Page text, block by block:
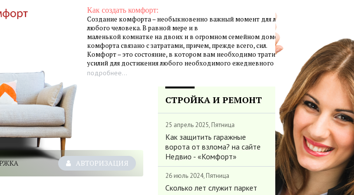
Как создать комфорт:
Создание комфорта – необыкновенно важный момент для личной жизни
любого человека. В равной мере и в
маленькой комнатке на двоих и в огромном семейном доме создание
комфорта связано с затратами, причем, прежде всего, сил.
Комфорт – это состояние, в котором вам необходимо тратить минимум
усилий для достижения любого необходимого ежедневного результата.
подробнее...
АВТОРИЗАЦИЯ
СТРОЙКА И РЕМОНТ
25 апрель 2025, Пятница
Как защитить гаражные
ворота от взлома? на сайте
Недвио - «Комфорт»
26 июль 2024, Пятница
Сколько лет служит паркет